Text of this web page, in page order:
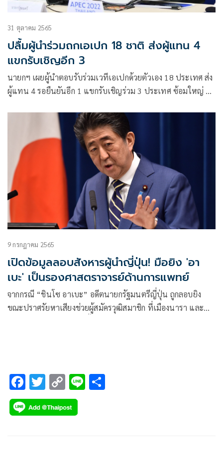
31 ตุลาคม 2565
ปลื้มผู้นำร่วมถกเอเปก 18 ชาติ ส่งผู้แทน 4
แขกรับเชิญอีก 3
นายกฯ เผยผู้นำตอบรับร่วมเวทีเอเปกด้วยตัวเอง 18 ประเทศ ส่ง
ผู้แทน 4 รอยืนยันอีก 1 แขกรับเชิญร่วม 3 ประเทศ ซ้อมใหญ่ 14
9 กรกฎาคม 2565
เปิดข้อมูลลอบสังหารผู้นำญี่ปุ่น! มือยิง 'อา
เบะ' เป็นรองศาสตราจารย์ด้านการแพทย์
จากกรณี “ชินโซ อาเบะ” อดีตนายกรัฐมนตรีญี่ปุ่น ถูกลอบยิง
ขณะปราศรัยหาเสียงช่วยผู้สมัครวุฒิสมาชิก ที่เมืองนารา และ
F
ac
e
T
wi
tt
C
o
p
Li